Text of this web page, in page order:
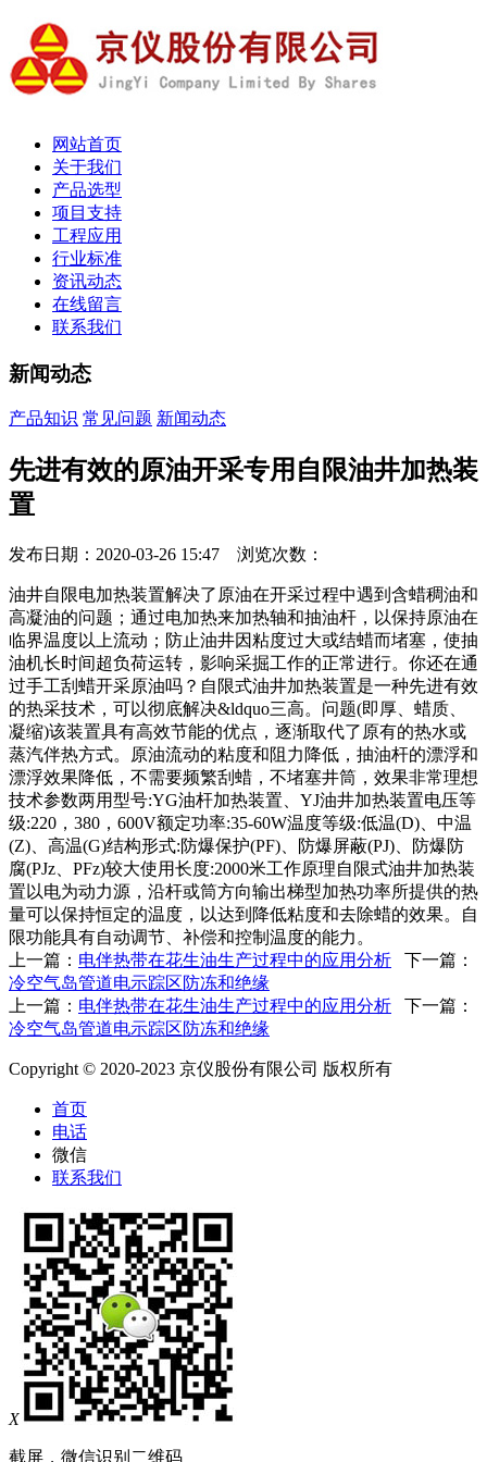
网站首页
关于我们
产品选型
项目支持
工程应用
行业标准
资讯动态
在线留言
联系我们
新闻动态
产品知识 常见问题 新闻动态
先进有效的原油开采专用自限油井加热装
置
发布日期：2020-03-26 15:47 浏览次数：
油井自限电加热装置解决了原油在开采过程中遇到含蜡稠油和
高凝油的问题；通过电加热来加热轴和抽油杆，以保持原油在
临界温度以上流动；防止油井因粘度过大或结蜡而堵塞，使抽
油机长时间超负荷运转，影响采掘工作的正常进行。你还在通
过手工刮蜡开采原油吗？自限式油井加热装置是一种先进有效
的热采技术，可以彻底解决&ldquo三高。问题(即厚、蜡质、
凝缩)该装置具有高效节能的优点，逐渐取代了原有的热水或
蒸汽伴热方式。原油流动的粘度和阻力降低，抽油杆的漂浮和
漂浮效果降低，不需要频繁刮蜡，不堵塞井筒，效果非常理想
技术参数两用型号:YG油杆加热装置、YJ油井加热装置电压等
级:220，380，600V额定功率:35-60W温度等级:低温(D)、中温
(Z)、高温(G)结构形式:防爆保护(PF)、防爆屏蔽(PJ)、防爆防
腐(PJz、PFz)较大使用长度:2000米工作原理自限式油井加热装
置以电为动力源，沿杆或筒方向输出梯型加热功率所提供的热
量可以保持恒定的温度，以达到降低粘度和去除蜡的效果。自
限功能具有自动调节、补偿和控制温度的能力。
上一篇： 电伴热带在花生油生产过程中的应用分析 下一篇：
冷空气岛管道电示踪区防冻和绝缘
上一篇： 电伴热带在花生油生产过程中的应用分析 下一篇：
冷空气岛管道电示踪区防冻和绝缘
Copyright © 2020-2023 京仪股份有限公司 版权所有
首页
电话
微信
联系我们
X
截屏，微信识别二维码